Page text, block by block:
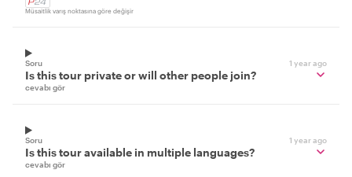
Müsaitlik varış noktasına göre değişir
Soru 1 year ago
Is this tour private or will other people join?
cevabı gör
Soru 1 year ago
Is this tour available in multiple languages?
cevabı gör